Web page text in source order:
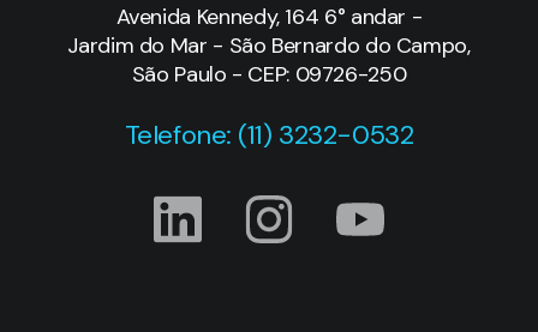
Avenida Kennedy, 164 6° andar -
Jardim do Mar - São Bernardo do Campo,
São Paulo - CEP: 09726-250
Telefone: (11) 3232-0532